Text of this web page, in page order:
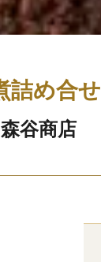
詰め合せ
谷商店